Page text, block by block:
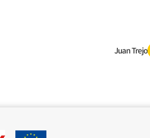
ーニャ人。1980年の午後や夜が暗い影や秘密
Juan Trejo